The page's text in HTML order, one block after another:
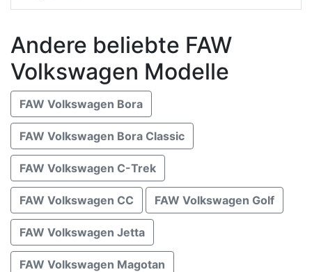
Andere beliebte FAW
Volkswagen Modelle
FAW Volkswagen Bora
FAW Volkswagen Bora Classic
FAW Volkswagen C-Trek
FAW Volkswagen CC FAW Volkswagen Golf
FAW Volkswagen Jetta
FAW Volkswagen Magotan